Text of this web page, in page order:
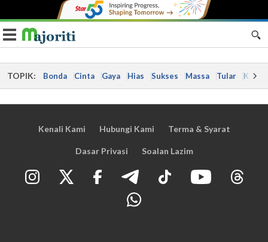
Toggle navigation
TOPIK: Bonda Cinta Gaya Hias Sukses Massa Tular Kes
Kenali Kami Hubungi Kami Terma & Syarat
Dasar Privasi Soalan Lazim